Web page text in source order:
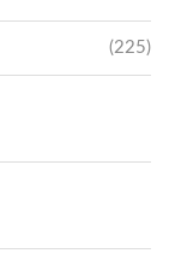
(225)